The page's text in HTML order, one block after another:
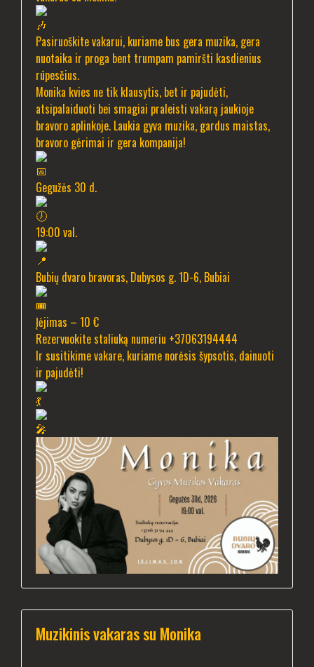
Pasiruoškite vakarui, kuriame bus gera muzika, gera
nuotaika ir proga bent trumpam pamiršti kasdienius
rūpesčius.
Monika kvies ne tik klausytis, bet ir pajudėti,
atsipalaiduoti bei smagiai praleisti vakarą jaukioje
bravoro aplinkoje. Laukia gyva muzika, gardus maistas,
bravoro gėrimai ir gera kompanija!
Gegužės 30 d.
19:00 val.
Bubių dvaro bravoras, Dubysos g. 1D-6, Bubiai
Įėjimas – 10 €
Rezervuokite staliuką numeriu +37063194444
Ir susitikime vakare, kuriame norėsis šypsotis, dainuoti
ir pajudėti!
Muzikinis vakaras su Monika